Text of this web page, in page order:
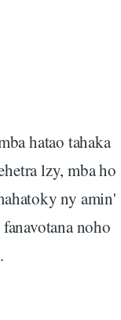
hatao tahaka
lzy, mba ho
ny amin'
noho